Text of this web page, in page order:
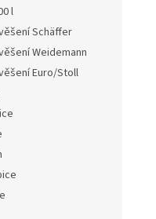
l
Schäffer
Weidemann
Euro/Stoll